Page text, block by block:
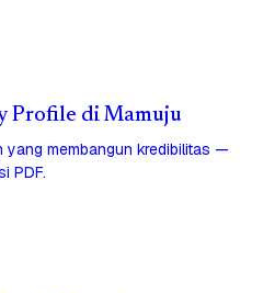
Profile di Mamuju
yang membangun kredibilitas —
PDF.